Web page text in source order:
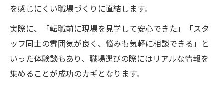
を感じにくい職場づくりに直結します。
実際に、「転職前に現場を見学して安心できた」「スタ
ッフ同士の雰囲気が良く、悩みも気軽に相談できる」と
いった体験談もあり、職場選びの際にはリアルな情報を
集めることが成功のカギとなります。